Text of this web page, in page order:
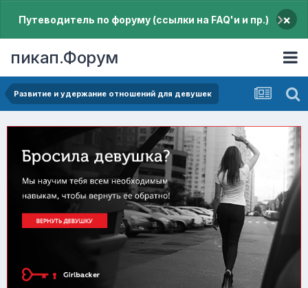
Путеводитель по форуму (ссылки на FAQ'и и пр.) ×
пикап.Форум
Pазвитие и удержание отношений для девушек